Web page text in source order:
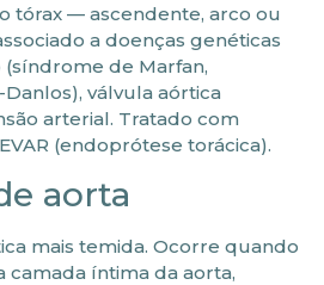
tórax — ascendente, arco ou
a doenças genéticas
de Marfan,
válvula aórtica
arterial. Tratado com
(endoprótese torácica).
aorta
mais temida. Ocorre quando
camada íntima da aorta,